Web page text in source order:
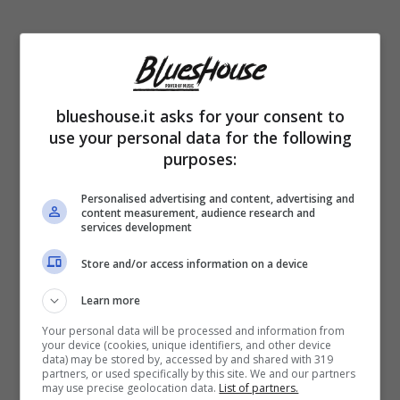
Dopo dieci anni di matrimonio e due figli, per
è giunta al capolinea. Nonostante tutto, i
quasi tre anni di privacy, lo scrittore esce allo
scoperto,facendosi vedere insieme alla
nuova compagna, una bella ragazza
sorridente, la cui identità resta misteriosa.
blueshouse.it asks for your consent to
use your personal data for the following
purposes:
Personalised advertising and content, advertising and
content measurement, audience research and
services development
Store and/or access information on a device
Learn more
Your personal data will be processed and information from
your device (cookies, unique identifiers, and other device
data) may be stored by, accessed by and shared with 319
partners, or used specifically by this site. We and our partners
may use precise geolocation data. List of partners.